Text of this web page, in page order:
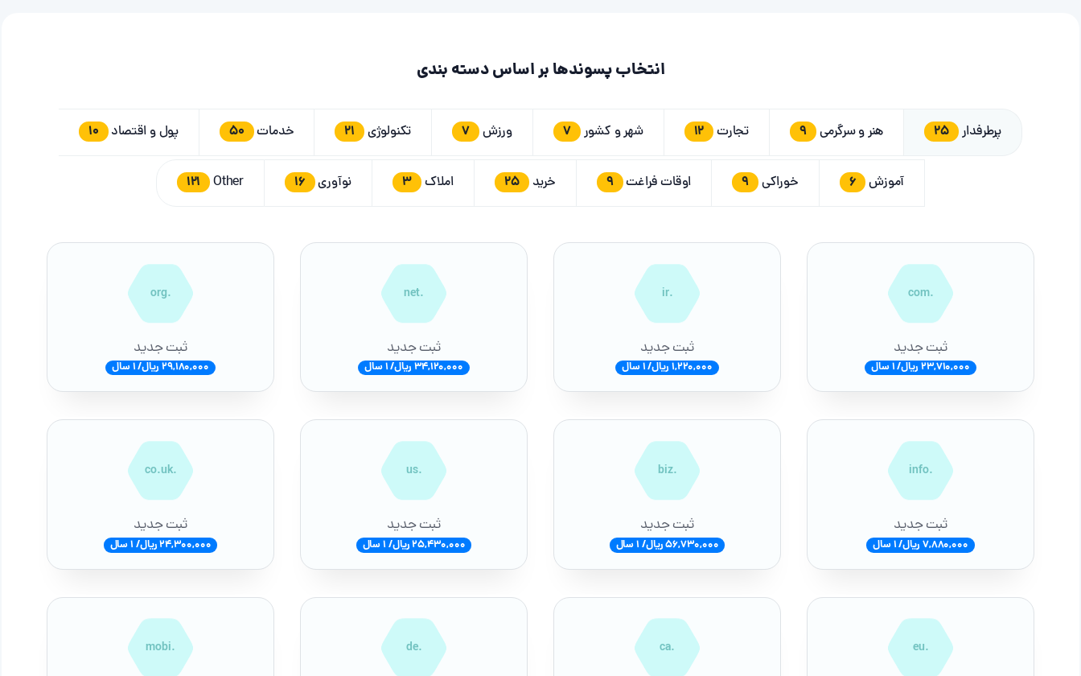
انتخاب پسوندها بر اساس دسته بندی
پرطرفدار 25 هنر و سرگرمی 9 تجارت 12 شهر و کشور 7 ورزش 7 تکنولوژی 21 خدمات 50 پول و اقتصاد 10
آموزش 6 خوراکی 9 اوقات فراغت 9 خرید 25 املاک 3 نوآوری 16
Other
121
.com
ثبت جدید
23,710,000 ریال/ 1 سال
.ir
ثبت جدید
1,220,000 ریال/ 1 سال
.net
ثبت جدید
34,120,000 ریال/ 1 سال
.org
ثبت جدید
29,180,000 ریال/ 1 سال
.info
ثبت جدید
7,880,000 ریال/ 1 سال
.biz
ثبت جدید
56,730,000 ریال/ 1 سال
.us
ثبت جدید
25,430,000 ریال/ 1 سال
.co.uk
ثبت جدید
24,300,000 ریال/ 1 سال
.eu
.ca
.de
.mobi